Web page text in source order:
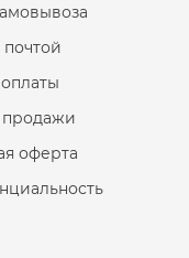
почтой
оферта